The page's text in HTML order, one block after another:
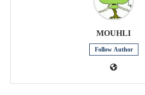
MOUHLI
Follow Author